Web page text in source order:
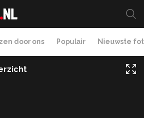
door ons Populair Nieuwste